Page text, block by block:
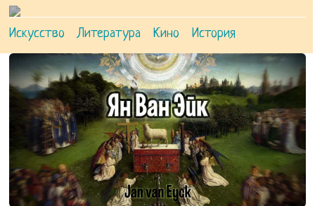
Искусство Литература Кино История